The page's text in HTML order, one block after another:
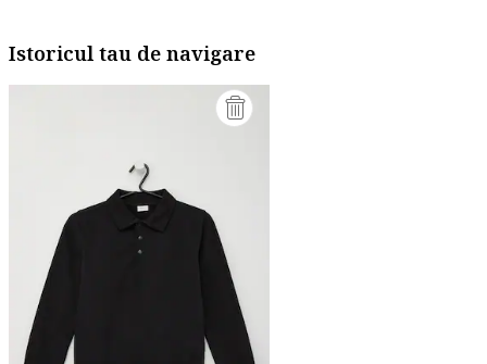
Istoricul tau de navigare